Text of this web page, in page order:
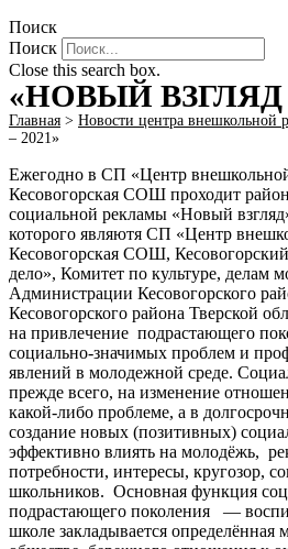
Поиск
Поиск
Close this search box.
«НОВЫЙ ВЗГЛЯД
Главная > Новости центра внешкольной
– 2021»
Ежегодно в СП «Центр
Кесовогорская СОШ проходит
социальной рекламы «Новый
которого являютя СП «Центр
Кесовогорская СОШ,
дело», Комитет по культуре, делам
Администрации Кесовогорского
Кесовогорского района Тверской
на привлечение подрастающего
социально-значимых проблем и
явлений в молодежной среде.
прежде всего, на изменение
какой-либо проблеме, а в
создание новых (позитивных)
эффективно влиять на молодёжь,
потребности, интересы, кругозор,
школьников. Основная функция
подрастающего поколения —
школе закладывается определённая